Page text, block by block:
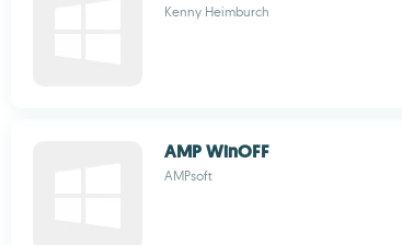
Kenny Heimburch
AMP WinOFF
AMPsoft